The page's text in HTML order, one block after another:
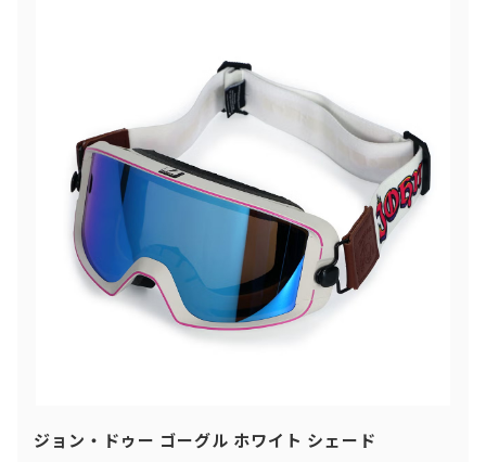
ジョン・ドゥー ゴーグル ホワイト シェード